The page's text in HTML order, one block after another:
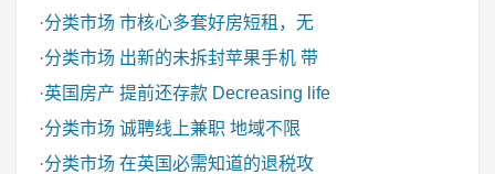
·分类市场 市核心多套好房短租，无
·分类市场 出新的未拆封苹果手机 带
·英国房产 提前还存款 Decreasing life
·分类市场 诚聘线上兼职 地域不限
·分类市场 在英国必需知道的退税攻